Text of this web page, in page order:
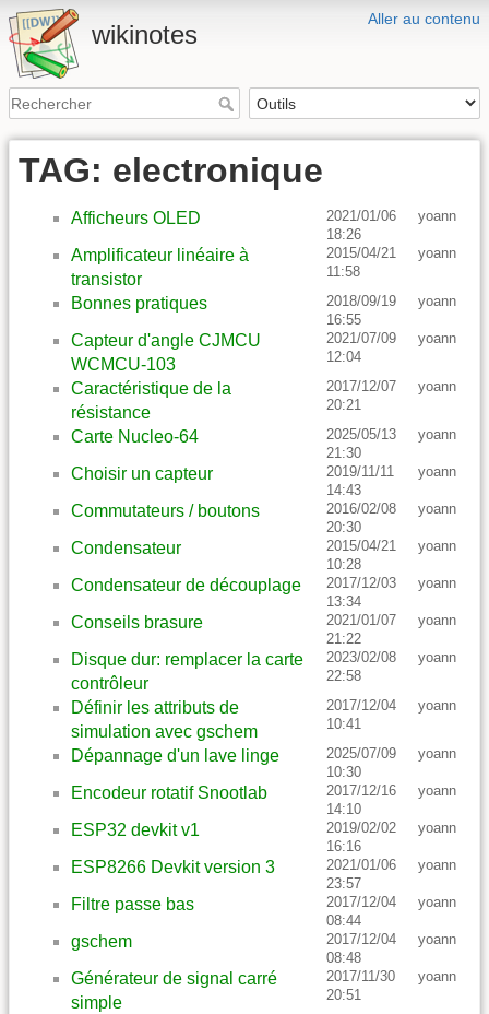
Aller au contenu
wikinotes
TAG: electronique
Afficheurs OLED
2021/01/06
18:26
yoann
Amplificateur linéaire à
transistor
2015/04/21
11:58
yoann
Bonnes pratiques
2018/09/19
16:55
yoann
Capteur d'angle CJMCU
WCMCU-103
2021/07/09
12:04
yoann
Caractéristique de la
résistance
2017/12/07
20:21
yoann
Carte Nucleo-64
2025/05/13
21:30
yoann
Choisir un capteur
2019/11/11
14:43
yoann
Commutateurs / boutons
2016/02/08
20:30
yoann
Condensateur
2015/04/21
10:28
yoann
Condensateur de découplage
2017/12/03
13:34
yoann
Conseils brasure
2021/01/07
21:22
yoann
Disque dur: remplacer la carte
contrôleur
2023/02/08
22:58
yoann
Définir les attributs de
simulation avec gschem
2017/12/04
10:41
yoann
Dépannage d'un lave linge
2025/07/09
10:30
yoann
Encodeur rotatif Snootlab
2017/12/16
14:10
yoann
ESP32 devkit v1
2019/02/02
16:16
yoann
ESP8266 Devkit version 3
2021/01/06
23:57
yoann
Filtre passe bas
2017/12/04
08:44
yoann
gschem
2017/12/04
08:48
yoann
Générateur de signal carré
simple
2017/11/30
20:51
yoann